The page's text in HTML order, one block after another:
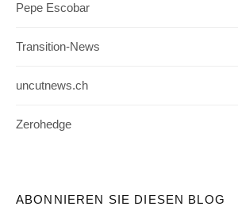
Pepe Escobar
Transition-News
uncutnews.ch
Zerohedge
ABONNIEREN SIE DIESEN BLOG